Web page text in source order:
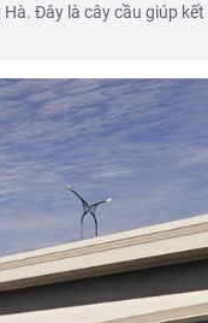
Đây là cây cầu giúp kết